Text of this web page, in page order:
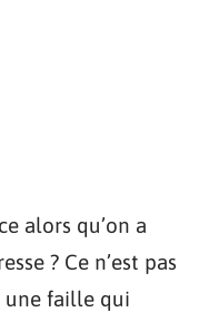
alors qu’on a
? Ce n’est pas
une faille qui